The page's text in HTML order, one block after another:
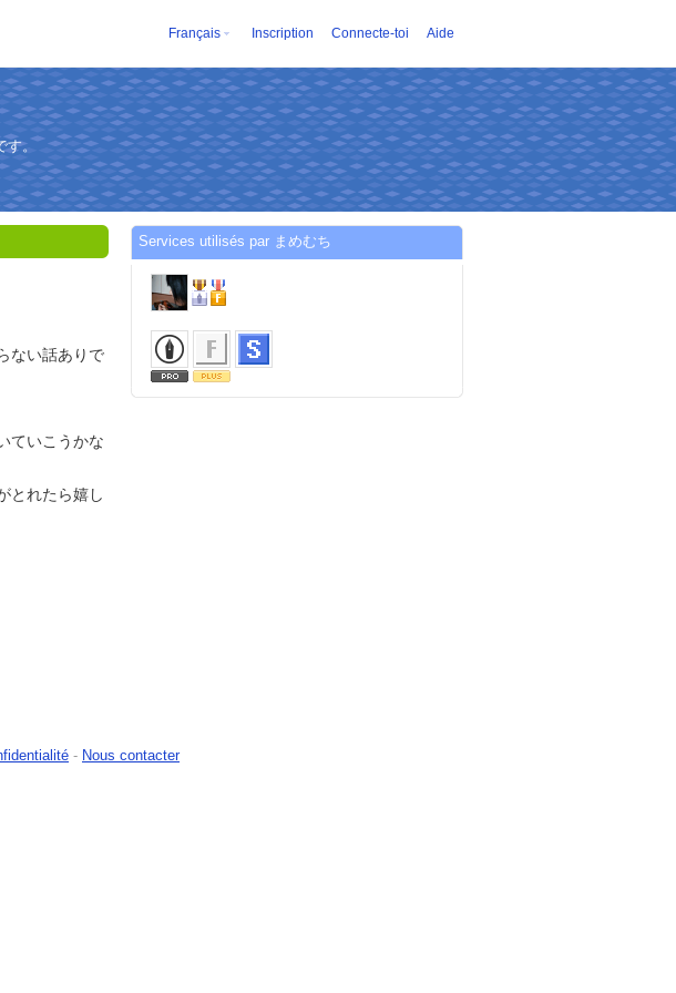
Français Inscription Connecte-toi Aide
す。
ない話ありで
ていこうかな
とれたら嬉し
Services utilisés par まめむち
- Nous contacter